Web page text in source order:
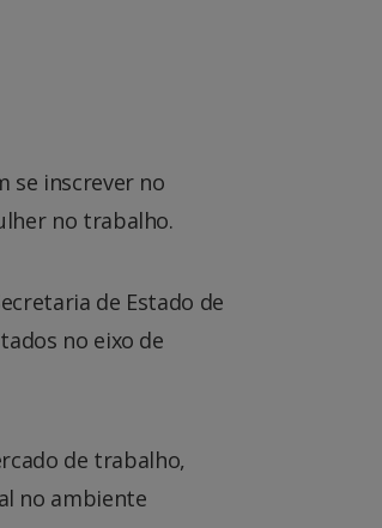
se inscrever no
no trabalho.
de Estado de
no eixo de
de trabalho,
no ambiente